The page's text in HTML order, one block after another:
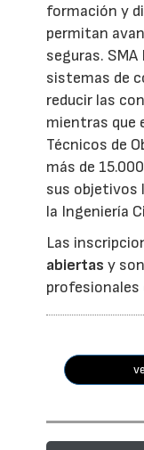
formación y
permitan
seguras.
sistemas de
reducir las
mientras que
Técnicos de
más de
sus objetivos
la Ingeniería
Las
abiertas y
profesionales